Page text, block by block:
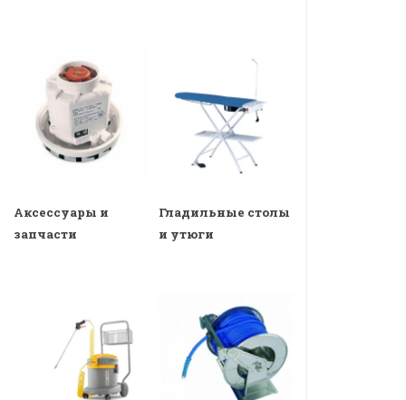
Аксессуары и
запчасти
Гладильные столы
и утюги